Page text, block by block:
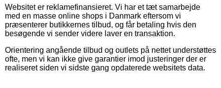
Websitet er reklamefinansieret. Vi har et tæt samarbejde
med en masse online shops i Danmark eftersom vi
præsenterer butikkernes tilbud, og får betaling hvis den
besøgende vi sender videre laver en transaktion.
Orientering angående tilbud og outlets på nettet understøttes
ofte, men vi kan ikke give garantier imod justeringer der er
realiseret siden vi sidste gang opdaterede websitets data.